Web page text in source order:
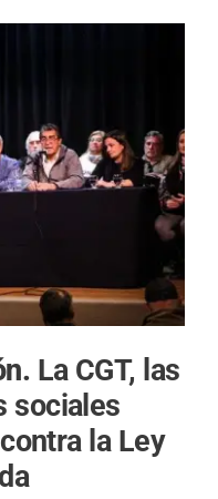
La CGT, las
sociales
la Ley